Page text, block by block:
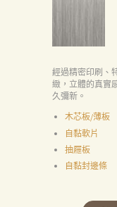
經過精密印刷、
緻，立體的真實
久彌新。
木芯板/薄板
自黏軟片
抽屜板
自黏封邊條